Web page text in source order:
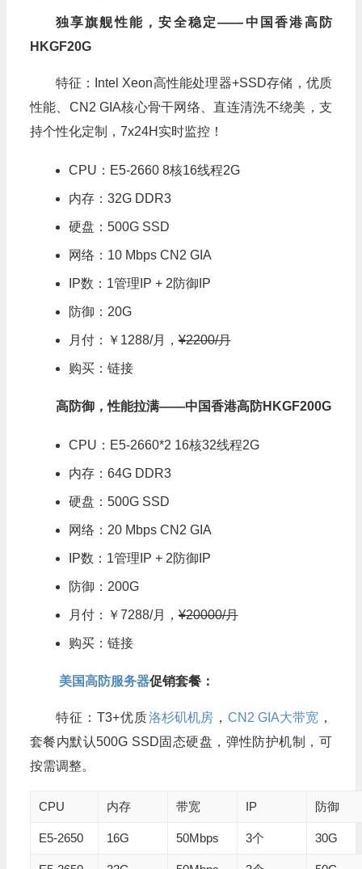
独享旗舰性能，安全稳定——中国香港高防
HKGF20G
特征：Intel Xeon高性能处理器+SSD存储，优质
性能、CN2 GIA核心骨干网络、直连清洗不绕美，支
持个性化定制，7x24H实时监控！
CPU：E5-2660 8核16线程2G
内存：32G DDR3
硬盘：500G SSD
网络：10 Mbps CN2 GIA
IP数：1管理IP + 2防御IP
防御：20G
月付：￥1288/月，¥2200/月
购买： 链接
高防御，性能拉满——中国香港高防HKGF200G
CPU：E5-2660*2 16核32线程2G
内存：64G DDR3
硬盘：500G SSD
网络：20 Mbps CN2 GIA
IP数：1管理IP + 2防御IP
防御：200G
月付：￥7288/月，¥20000/月
购买： 链接
美国高防服务器促销套餐：
特征：T3+优质洛杉矶机房， CN2 GIA大带宽，
套餐内默认500G SSD固态硬盘，弹性防护机制，可
按需调整。
CPU 内存 带宽 IP 防御
E5-2650 16G 50Mbps 3个 30G